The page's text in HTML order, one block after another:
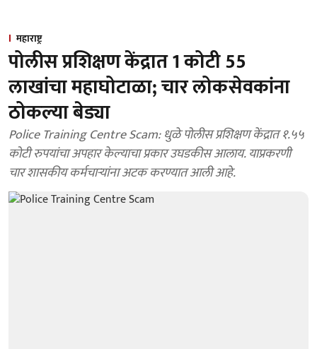
महाराष्ट्र
पोलीस प्रशिक्षण केंद्रात 1 कोटी 55
लाखांचा महाघोटाळा; चार लोकसेवकांना
ठोकल्या बेड्या
Police Training Centre Scam: धुळे पोलीस प्रशिक्षण केंद्रात १.५५
कोटी रुपयांचा अपहार केल्याचा प्रकार उघडकीस आलाय. याप्रकरणी
चार शासकीय कर्मचाऱ्यांना अटक करण्यात आली आहे.